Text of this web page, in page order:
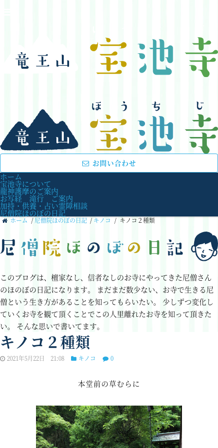
お問い合わせ
ホーム
宝池寺について
龍神護摩のご案内
お写経 滝行 ご案内
加持・供養・占い霊障相談
尼僧院ほのぼの日記
ホーム / 尼僧院ほのぼの日記 / キノコ / キノコ２種類
このブログは、檀家なし、信者なしのお寺にやってきた尼僧さん
のほのぼの日記になります。 まだまだ数少ない、お寺で生きる尼
僧という生き方があることを知ってもらいたい。
少しずつ変化し
ていくお寺を観て頂くことでこの人里離れたお寺を知って頂きた
い。 そんな思いで書いてます。
キノコ２種類
2021年5月22日 21:08 キノコ 0
本堂前の草むらに